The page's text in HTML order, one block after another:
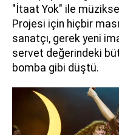
"İtaat Yok" ile
Projesi için hiçbir
sanatçı, gerek yeni
servet değerindeki
bomba gibi düştü.